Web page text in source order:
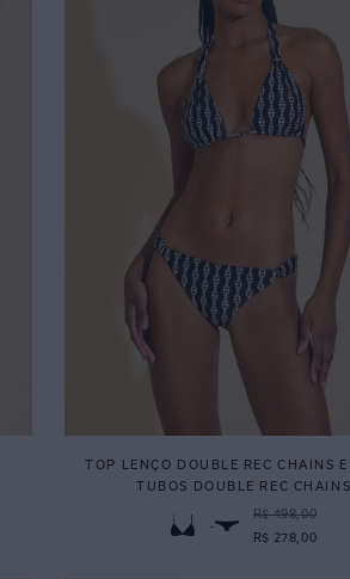
TOP LENÇO DOUBLE REC CHAINS E
TUBOS DOUBLE REC CHAINS
-
R$ 498,00
R$ 278,00